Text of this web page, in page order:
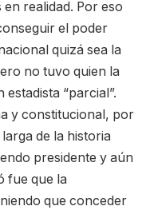
realidad. Por eso
el poder
quizá sea la
no tuvo quien la
“parcial”.
y constitucional, por
de la historia
presidente y aún
fue que la
que conceder